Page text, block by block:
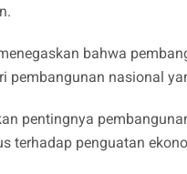
bahwa
pembangunan nasional
pentingnya
terhadap penguatan